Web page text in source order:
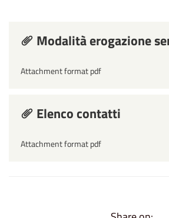
Modalità erogazione
Attachment format pdf
Elenco contatti
Attachment format pdf